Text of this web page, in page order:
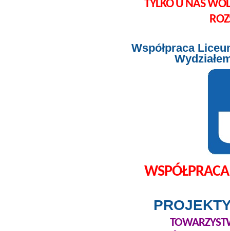
TYLKO U NAS
Współpraca